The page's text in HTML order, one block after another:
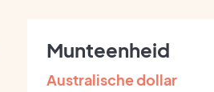
Munteenheid
Australische dollar